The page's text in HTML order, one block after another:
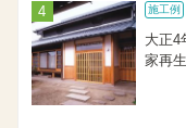
施工例
大正4
家再